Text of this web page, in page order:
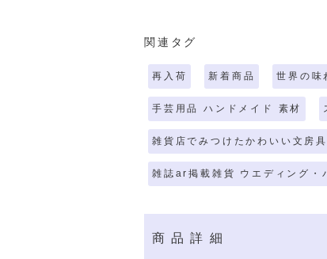
関連タグ
再入荷 新着商品 世界の味
手芸用品 ハンドメイド 素材
雑貨店でみつけたかわいい文房
雑誌ar掲載雑貨 ウエディング・
商品詳細